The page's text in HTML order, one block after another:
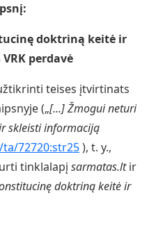
doktriną keitė ir
perdavė
teises įtvirtinats
(„[...] Žmogui neturi
skleisti informaciją
72720:str25), t. y.,
tinklalapį sarmatas.ltir
doktriną keitė ir